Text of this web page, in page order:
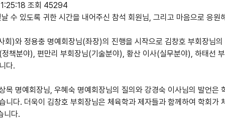
조회 45294
수 있도록 귀한 시간을 내어주신 참석 회원님, 그리고 마음으로 응원
회)와 정용충 명예회장님(좌장)의 진행을 시작으로 김창호 부회장님의
책분야), 편만리 부회장님(기술분야), 황산 이사(실무분야), 하태선
다.
목 명예회장님, 우혜숙 명예회장님의 질의와 강경숙 이사님의 발언은
니다. 더욱이 김창호 부회장님은 체육학과 제자들과 함께하여 학회가
니다.